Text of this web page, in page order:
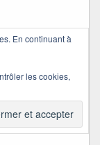
peu
sur le
fois
En continuant à
les cookies,